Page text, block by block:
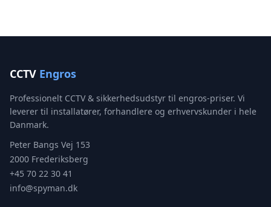
CCTV Engros
Professionelt CCTV & sikkerhedsudstyr til engros-priser. Vi
leverer til installatører, forhandlere og erhvervskunder i hele
Danmark.
Peter Bangs Vej 153
2000 Frederiksberg
+45 70 22 30 41
info@spyman.dk